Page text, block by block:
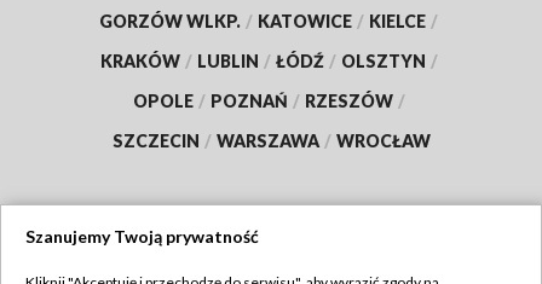
GORZÓW WLKP. / KATOWICE / KIELCE /
KRAKÓW / LUBLIN / ŁÓDŹ / OLSZTYN /
OPOLE / POZNAŃ / RZESZÓW /
SZCZECIN / WARSZAWA / WROCŁAW
Szanujemy Twoją prywatność